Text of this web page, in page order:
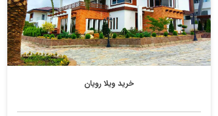
خرید ویلا رویان